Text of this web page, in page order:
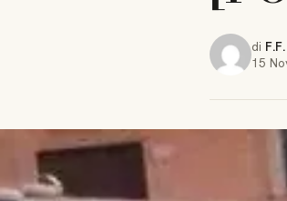
di F.F.
15